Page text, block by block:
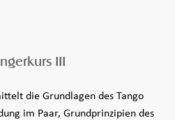
III
die Grundlagen des Tango
im Paar, Grundprinzipien des